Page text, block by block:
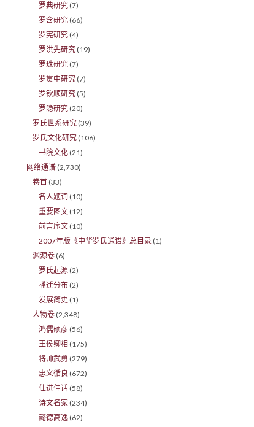
罗典研究 (7)
罗含研究 (66)
罗宪研究 (4)
罗洪先研究 (19)
罗珠研究 (7)
罗贯中研究 (7)
罗钦顺研究 (5)
罗隐研究 (20)
罗氏世系研究 (39)
罗氏文化研究 (106)
书院文化 (21)
网络通谱 (2,730)
卷首 (33)
名人题词 (10)
重要图文 (12)
前言序文 (10)
2007年版《中华罗氏通谱》总目录 (1)
渊源卷 (6)
罗氏起源 (2)
播迁分布 (2)
发展简史 (1)
人物卷 (2,348)
鸿儒硕彦 (56)
王侯卿相 (175)
将帅武勇 (279)
忠义循良 (672)
仕进佳话 (58)
诗文名家 (234)
懿德高逸 (62)